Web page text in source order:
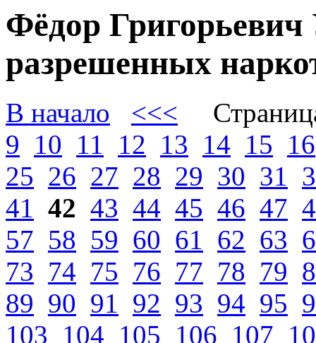
Фёдор
разрешенных
В начало <<<
9 10 11 12 13 14 15 16
25 26 27 28 29 30 31
41 42 43 44 45 46 47
57 58 59 60 61 62 63
73 74 75 76 77 78 79
89 90 91 92 93 94 95
103 104 105 106 107